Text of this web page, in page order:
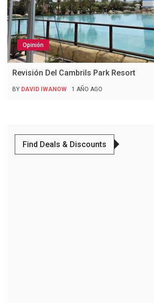
Opinión
Revisión Del Cambrils Park Resort
BY DAVID IWANOW 1 AÑO AGO
Find Deals & Discounts